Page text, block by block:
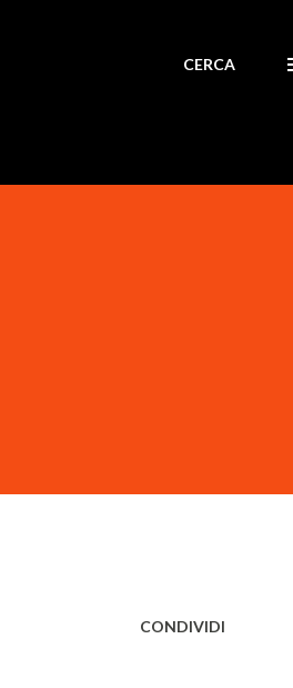
CERCA
CONDIVIDI